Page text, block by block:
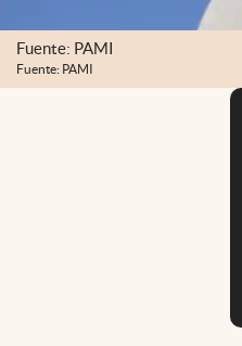
Fuente: PAMI
Fuente: PAMI